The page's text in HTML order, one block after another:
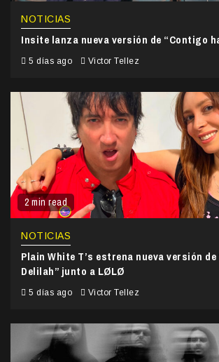
NOTICIAS
Insite lanza nueva versión de “Contigo
5 días ago Victor Tellez
2 min read
NOTICIAS
Plain White T’s estrena nueva versión de
Delilah” junto a LØLØ
5 días ago Victor Tellez